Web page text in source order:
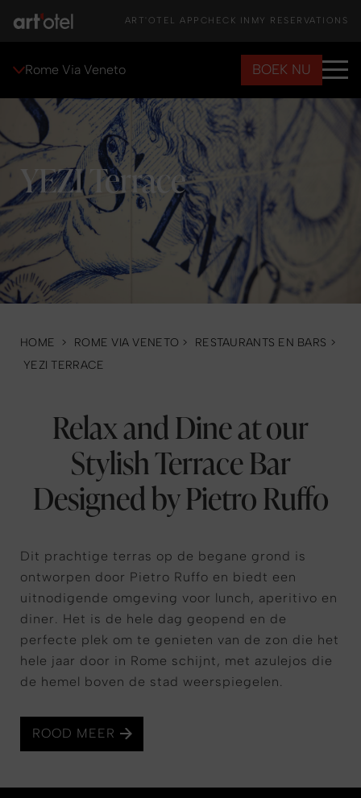
ART'OTEL APP CHECK IN MY RESERVATIONS
Rome Via Veneto BOEK NU
YEZI Terrace
HOME > ROME VIA VENETO > RESTAURANTS EN BARS >
YEZI TERRACE
Relax and Dine at our
Stylish Terrace Bar
Designed by Pietro Ruffo
Dit prachtige terras op de begane grond is
ontworpen door Pietro Ruffo en biedt een
uitnodigende omgeving voor lunch, aperitivo en
diner. Het is de hele dag geopend en de
perfecte plek om te genieten van de zon die het
hele jaar door in Rome schijnt, met azulejos die
de hemel boven de stad weerspiegelen.
ROOD MEER